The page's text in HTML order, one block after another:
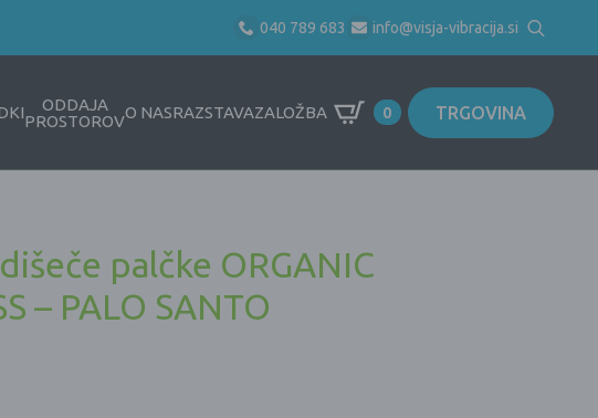
040 789 683 info@visja-vibracija.si
Search
for:
ODDAJA
PROSTOROVO NASRAZSTAVAZALOŽBA 0 TRGOVINA
palčke ORGANIC
– PALO SANTO